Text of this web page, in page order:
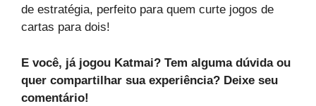
de estratégia, perfeito para quem curte jogos de
cartas para dois!
E você, já jogou Katmai? Tem alguma dúvida ou
quer compartilhar sua experiência? Deixe seu
comentário!